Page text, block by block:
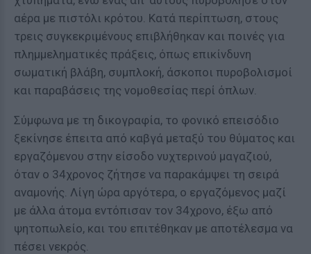
αέρα με πιστόλι κρότου. Κατά περίπτωση, στους
τρεις συγκεκριμένους επιβλήθηκαν και ποινές για
πλημμεληματικές πράξεις, όπως επικίνδυνη
σωματική βλάβη, συμπλοκή, άσκοποι πυροβολισμοί
και παραβάσεις της νομοθεσίας περί όπλων.
Σύμφωνα με τη δικογραφία, το φονικό επεισόδιο
ξεκίνησε έπειτα από καβγά μεταξύ του θύματος και
εργαζόμενου στην είσοδο νυχτερινού μαγαζιού,
όταν ο 34χρονος ζήτησε να παρακάμψει τη σειρά
αναμονής. Λίγη ώρα αργότερα, ο εργαζόμενος μαζί
με άλλα άτομα εντόπισαν τον 34χρονο, έξω από
ψητοπωλείο, και του επιτέθηκαν με αποτέλεσμα να
πέσει νεκρός.